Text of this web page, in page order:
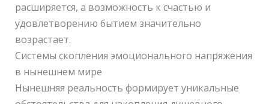
расширяется, а возможность к счастью и
удовлетворению бытием значительно
возрастает.
Системы скопления эмоционального напряжения
в нынешнем мире
Нынешняя реальность формирует уникальные